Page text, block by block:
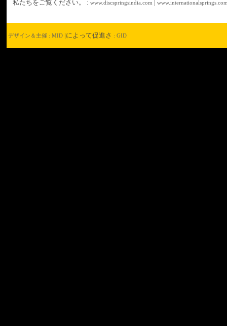
私たちをご覧ください。
: www.discspringsindia.com |
デザイン＆主催: MID|によって促進さ : GID